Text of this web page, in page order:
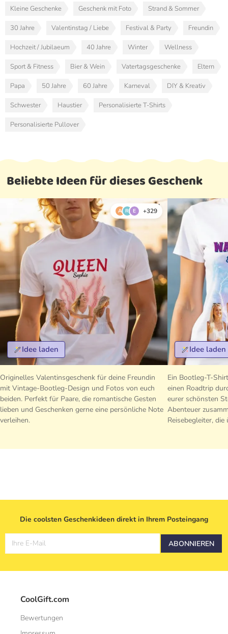
Kleine Geschenke Geschenk mit Foto Strand & Sommer
30 Jahre Valentinstag / Liebe Festival & Party Freundin
Hochzeit / Jubilaeum 40 Jahre Winter Wellness
Sport & Fitness Bier & Wein Vatertagsgeschenke Eltern
Papa 50 Jahre 60 Jahre Karneval DIY & Kreativ
Schwester Haustier Personalisierte T-Shirts
Personalisierte Pullover
Beliebte Ideen für dieses Geschenk
A R E +329
Idee laden
Originelles Valentinsgeschenk für deine Freundin
mit Vintage-Bootleg-Design und Fotos von euch
beiden. Perfekt für Paare, die romantische Gesten
lieben und Geschenken gerne eine persönliche Note
verleihen.
Idee laden
Ein Bootleg-T-
einen Roadtrip
eurer schönsten
Abenteuer
Reisebegleiter,
Die coolsten Geschenkideen direkt in Ihrem Posteingang
Ihre E-Mail ABONNIEREN
CoolGift.com
Bewertungen